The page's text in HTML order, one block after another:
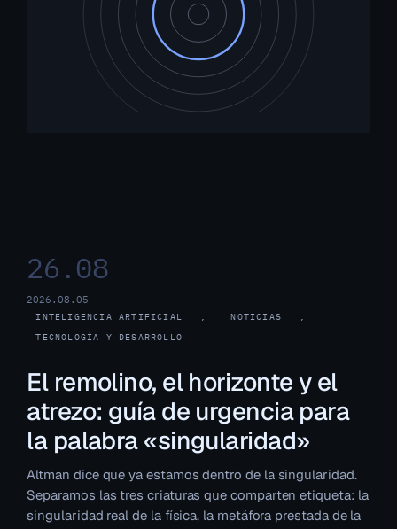
26.08
2026.08.05
INTELIGENCIA ARTIFICIAL , NOTICIAS
,
TECNOLOGÍA Y DESARROLLO
El remolino, el horizonte y el
atrezo: guía de urgencia para
la palabra «singularidad»
Altman dice que ya estamos dentro de la singularidad.
Separamos las tres criaturas que comparten etiqueta: la
singularidad real de la física, la metáfora prestada de la